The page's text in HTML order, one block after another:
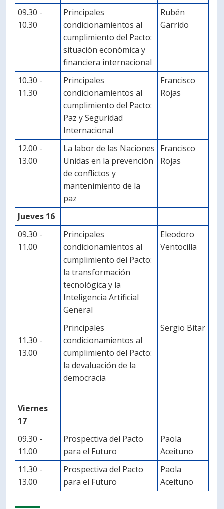
09.30 -
10.30
Principales
condicionamientos al
cumplimiento del Pacto:
situación económica y
financiera internacional
Rubén
Garrido
10.30 -
11.30
Principales
condicionamientos al
cumplimiento del Pacto:
Paz y Seguridad
Internacional
Francisco
Rojas
12.00 -
13.00
La labor de las Naciones
Unidas en la prevención
de conflictos y
mantenimiento de la
paz
Francisco
Rojas
Jueves 16
09.30 -
11.00
Principales
condicionamientos al
cumplimiento del Pacto:
la transformación
tecnológica y la
Inteligencia Artificial
General
Eleodoro
Ventocilla
11.30 -
13.00
Principales
condicionamientos al
cumplimiento del Pacto:
la devaluación de la
democracia
Sergio Bitar
Viernes
17
09.30 -
11.00
Prospectiva del Pacto
para el Futuro
Paola
Aceituno
11.30 -
13.00
Prospectiva del Pacto
para el Futuro
Paola
Aceituno